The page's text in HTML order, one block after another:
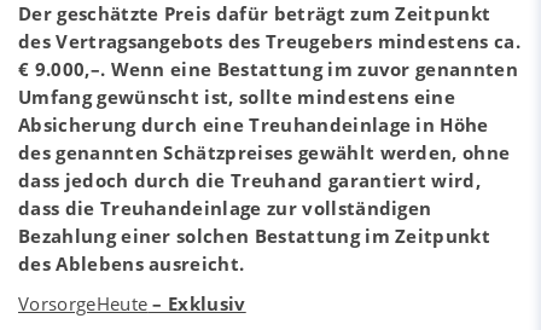
Der geschätzte Preis dafür beträgt zum Zeitpunkt
des Vertragsangebots des Treugebers mindestens ca.
€ 9.000,–. Wenn eine Bestattung im zuvor genannten
Umfang gewünscht ist, sollte mindestens eine
Absicherung durch eine Treuhandeinlage in Höhe
des genannten Schätzpreises gewählt werden, ohne
dass jedoch durch die Treuhand garantiert wird,
dass die Treuhandeinlage zur vollständigen
Bezahlung einer solchen Bestattung im Zeitpunkt
des Ablebens ausreicht.
VorsorgeHeute– Exklusiv